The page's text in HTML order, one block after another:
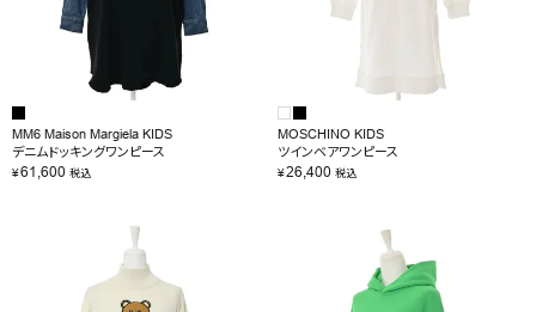
MM6 Maison Margiela KIDS
デニムドッキングワンピース
¥61,600 税込
MOSCHINO KIDS
ツインベアワンピース
¥26,400 税込